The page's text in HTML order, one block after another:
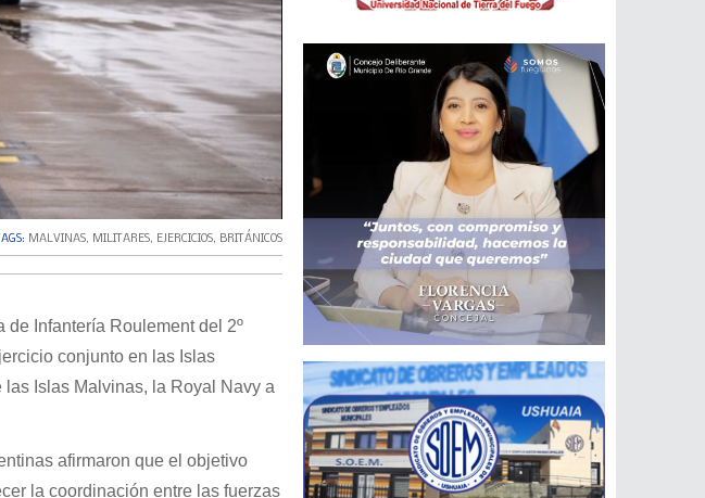
TAGS: MALVINAS, MILITARES, EJERCICIOS, BRITÁNICOS
Infantería Roulement del 2º
conjunto en las Islas
Islas Malvinas, la Royal Navy a
afirmaron que el objetivo
la coordinación entre las fuerzas